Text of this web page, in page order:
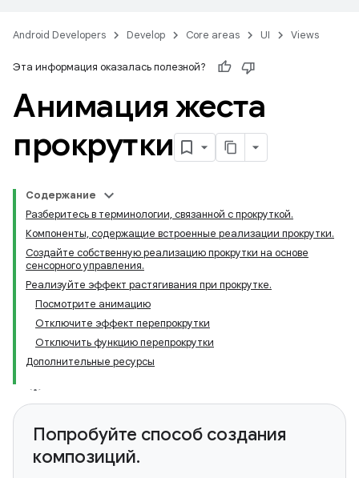
Android Developers Develop Core areas UI Views
Эта информация оказалась полезной?
Анимация жеста
прокрутки
Содержание
Разберитесь в терминологии, связанной с прокруткой.
Компоненты, содержащие встроенные реализации прокрутки.
Создайте собственную реализацию прокрутки на основе
сенсорного управления.
Реализуйте эффект растягивания при прокрутке.
Посмотрите анимацию
Отключите эффект перепрокрутки
Отключить функцию перепрокрутки
Дополнительные ресурсы
Попробуйте способ создания
композиций.